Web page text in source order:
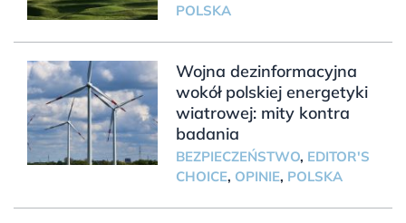
POLSKA
Wojna dezinformacyjna
wokół polskiej energetyki
wiatrowej: mity kontra
badania
BEZPIECZEŃSTWO, EDITOR'S
CHOICE, OPINIE, POLSKA